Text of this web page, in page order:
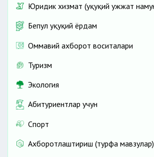
Юридик хизмат (ҳуқуқий ҳужжат
Бепул ҳуқуқий ёрдам
Оммавий ахборот воситалари
Туризм
Экология
Абитуриентлар учун
Спорт
Ахборотлаштириш (турфа мавзулар)